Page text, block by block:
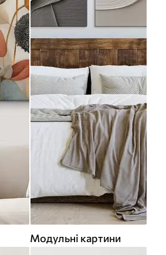
Модульні картини